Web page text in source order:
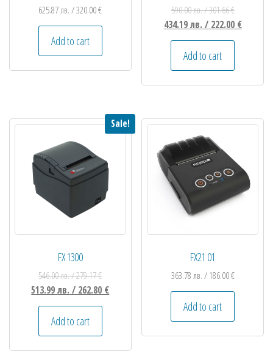
625.87лв./ 320.00 €
Add to cart
590.00лв./ 301.66 €
434.19лв. / 222.00 €
Add to cart
Sale!
FX 1300
546.00лв./ 279.17 €
513.99лв. / 262.80 €
Add to cart
FX21 01
363.78лв./ 186.00 €
Add to cart